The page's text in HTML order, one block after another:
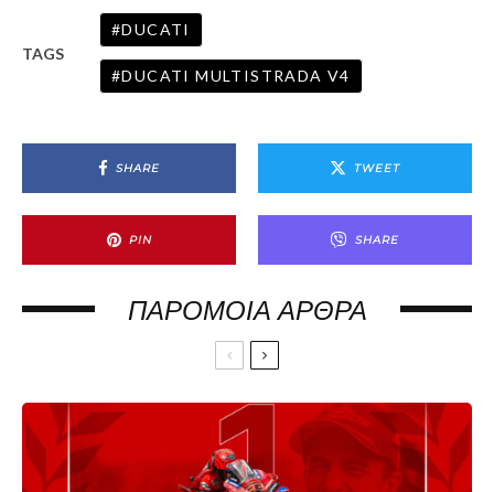
TAGS
DUCATI
DUCATI MULTISTRADA V4
SHARE TWEET
PIN SHARE
ΠΑΡΌΜΟΙΑ ΆΡΘΡΑ